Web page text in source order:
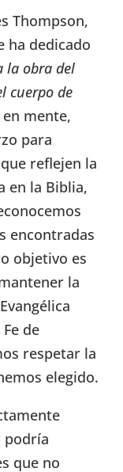
Thompson,
ha dedicado
la obra del
cuerpo de
en mente,
para
reflejen la
en la Biblia,
encontradas
objetivo es
la
de
respetar la
elegido.
podría
que no